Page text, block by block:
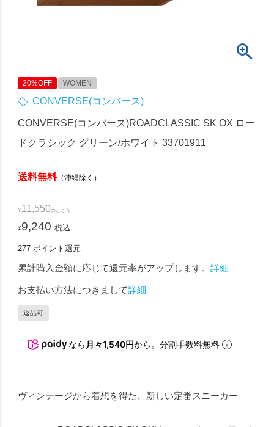
20%OFF WOMEN
CONVERSE(コンバース)
CONVERSE(コンバース)ROADCLASSIC SK OX ロー
ドクラシック グリーン/ホワイト 33701911
送料無料（沖縄除く）
¥11,550のところ
¥9,240 税込
277 ポイント還元
累計購入金額に応じて還元率がアップします。詳細
お支払い方法につきまして詳細
返品可
なら 月々1,540円から。分割手数料無料
ヴィンテージから着想を得た、新しい定番スニーカー